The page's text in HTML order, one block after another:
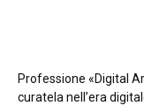
Professione «Digital
curatela nell’era